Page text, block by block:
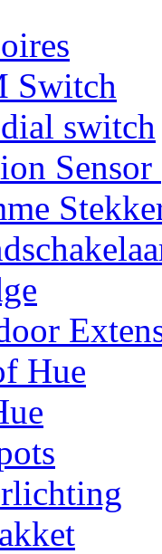
Switch
switch
Sensor
Hue